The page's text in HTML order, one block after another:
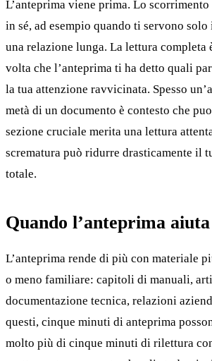
L’anteprima viene prima. Lo scorrimento
in sé, ad esempio quando ti servono
una relazione lunga. La lettura completa
volta che l’anteprima ti ha detto quali
la tua attenzione ravvicinata. Spesso
metà di un documento è contesto che
sezione cruciale merita una lettura
scrematura può ridurre drasticamente il
totale.
Quando l’anteprima
L’anteprima rende di più con materiale
o meno familiare: capitoli di manuali,
documentazione tecnica, relazioni
questi, cinque minuti di anteprima
molto più di cinque minuti di rilettura